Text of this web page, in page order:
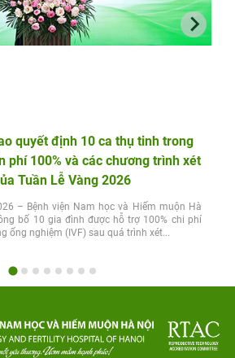
quyết định 10 ca thụ tinh trong
phí 100% và các chương trình xét
Tuần Lễ Vàng 2026
– Bệnh viện Nam học và Hiếm muộn Hà
bố 10 gia đình được hỗ trợ 100% chi phí
ống nghiệm (IVF) sau quá trình xét...